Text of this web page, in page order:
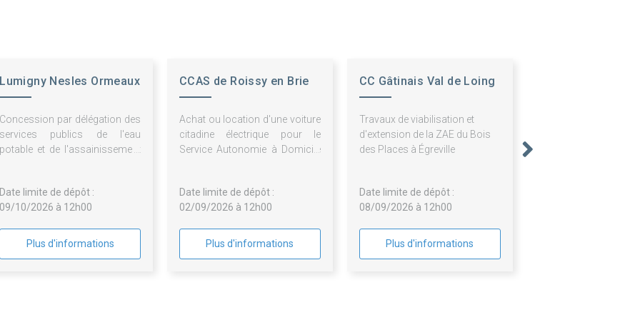
Lumigny Nesles Ormeaux
Concession par délégation des
services publics de l'eau
potable et de l'assainissement
Ormeaux
Date limite de dépôt :
09/10/2026 à 12h00
Plus d'informations
CCAS de Roissy en Brie
Achat ou location d'une voiture
citadine électrique pour le
Service Autonomie à Domicile
Date limite de dépôt :
02/09/2026 à 12h00
Plus d'informations
CC Gâtinais Val de Loing
Travaux de viabilisation et
d'extension de la ZAE du Bois
des Places à Égreville
Date limite de dépôt :
08/09/2026 à 12h00
Plus d'informations